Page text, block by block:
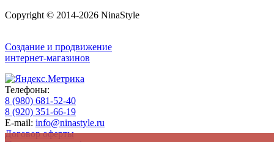
Copyright © 2014-2026 NinaStyle
Создание и продвижение
интернет-магазинов
Телефоны:
8 (980) 681-52-40
8 (920) 351-66-19
E-mail: info@ninastyle.ru
Договор оферты